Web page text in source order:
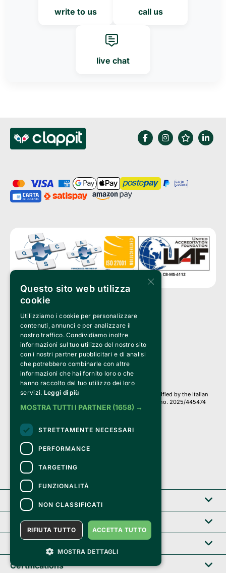
write to us call us
live chat
Clappit is a trademark of:
Bemils Srl
a Socio Unico
Via Fosse Ardeatine, 4 -20092 Cinisello Balsamo (MI)
PI 05589050961
Iscr. C.C.I.A.A. Milano R.E.A. 1833471
© 2010-2025 Bemils Srl - All rights reserved
Credits:
Clappit is based on the Belive 6.2 ticketing platform, certified by the Italian
Revenue Agency (Agenzia delle Entrate) under protocol no. 2025/445474
dated November 6, 2025.
On Clappit your purchases and your data
they are secure and protected by an SSL certificate
with 128-bit encryption.
Certifications
Clappit
Help center
×
Questo sito web utilizza
cookie
Utilizziamo i cookie per personalizzare
contenuti, annunci e per analizzare il
nostro traffico. Condividiamo inoltre
informazioni sul tuo utilizzo del nostro sito
con i nostri partner pubblicitari e di analisi
che potrebbero combinarle con altre
informazioni che hai fornito loro o che
hanno raccolto dal tuo utilizzo dei loro
servizi. Leggi di più
MOSTRA TUTTI I PARTNER (1658) →
STRETTAMENTE NECESSARI
PERFORMANCE
TARGETING
FUNZIONALITÀ
NON CLASSIFICATI
ACCETTA TUTTO
RIFIUTA TUTTO
MOSTRA DETTAGLI